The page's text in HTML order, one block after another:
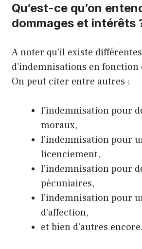
Qu’est-ce qu’on
dommages et intérêts
A noter qu’il existe
d’indemnisations en
On peut citer entre autres :
l’indemnisation pour
moraux,
l’indemnisation pour
licenciement,
l’indemnisation pour
pécuniaires,
l’indemnisation pour
d’affection,
et bien d’autres encore.